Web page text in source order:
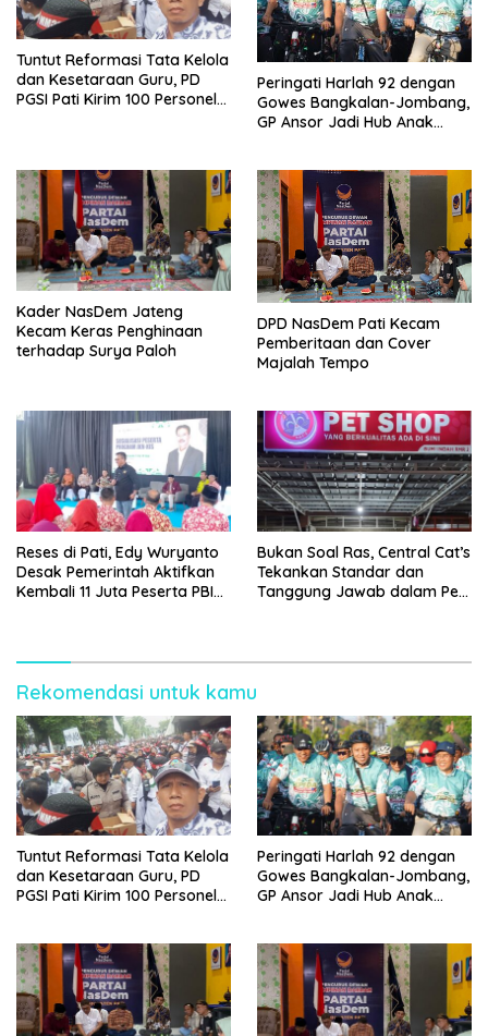
Tuntut Reformasi Tata Kelola
dan Kesetaraan Guru, PD
PGSI Pati Kirim 100 Personel
Peringati Harlah 92 dengan
Gowes Bangkalan-Jombang,
GP Ansor Jadi Hub Anak
Kader NasDem Jateng
Kecam Keras Penghinaan
terhadap Surya Paloh
DPD NasDem Pati Kecam
Pemberitaan dan Cover
Majalah Tempo
Reses di Pati, Edy Wuryanto
Desak Pemerintah Aktifkan
Kembali 11 Juta Peserta PBI
Bukan Soal Ras, Central Cat’s
Tekankan Standar dan
Tanggung Jawab dalam Pet
Rekomendasi untuk kamu
Tuntut Reformasi Tata Kelola
dan Kesetaraan Guru, PD
PGSI Pati Kirim 100 Personel
Peringati Harlah 92 dengan
Gowes Bangkalan-Jombang,
GP Ansor Jadi Hub Anak